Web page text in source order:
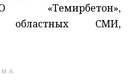
«Темирбетон»,
областных СМИ,